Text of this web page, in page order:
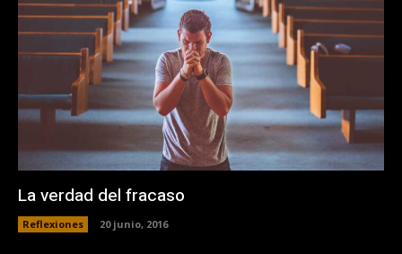
La verdad del fracaso
Reflexiones 20 junio, 2016